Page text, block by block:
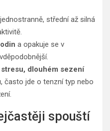
střední až silná
a opakuje se v
dlouhém sezení
, často jde o tenzní typ nebo
spouští